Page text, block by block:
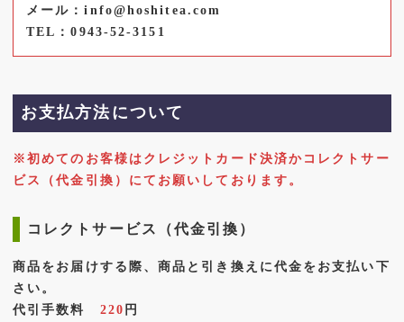
メール：info@hoshitea.com
TEL：0943-52-3151
お支払方法について
※初めてのお客様はクレジットカード決済かコレクトサー
ビス（代金引換）にてお願いしております。
コレクトサービス（代金引換）
商品をお届けする際、商品と引き換えに代金をお支払い下
さい。
代引手数料 220 円